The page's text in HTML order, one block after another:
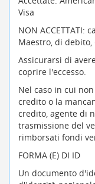
Visa
NON ACCETTATI:
Maestro, di debito,
Assicurarsi di
coprire l'eccesso.
Nel caso in cui
credito o la
credito, agente di
trasmissione del
rimborsati fondi
FORMA (E) DI ID
Un documento